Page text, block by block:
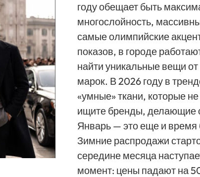
году обещает быть
многослойность,
самые олимпийские
показов, в городе
найти уникальные вещи
марок. В 2026 году в
«умные» ткани, которые
ищите бренды, делающие
Январь — это еще и время
Зимние распродажи
середине месяца
момент: цены падают на